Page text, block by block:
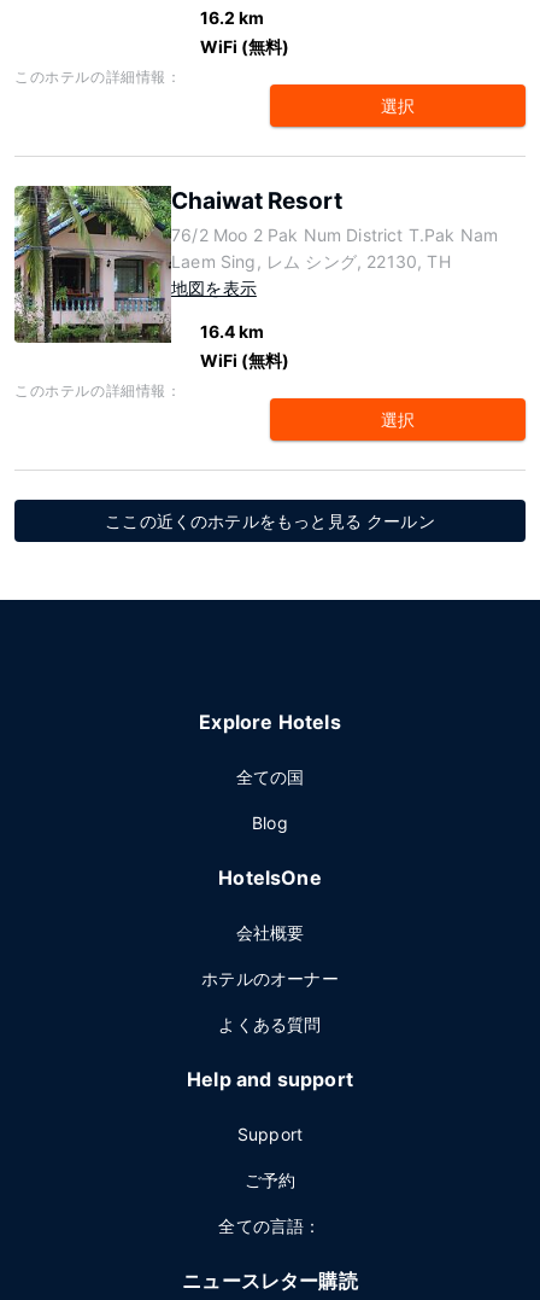
16.2 km
WiFi (無料)
このホテルの詳細情報：
選択
Chaiwat Resort
76/2 Moo 2 Pak Num District T.Pak Nam
Laem Sing, レム シング, 22130, TH
地図を表示
16.4 km
WiFi (無料)
このホテルの詳細情報：
選択
ここの近くのホテルをもっと見る クールン
Explore Hotels
全ての国
Blog
HotelsOne
会社概要
ホテルのオーナー
よくある質問
Help and support
Support
ご予約
全ての言語：
ニュースレター購読